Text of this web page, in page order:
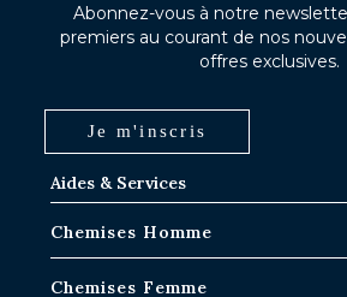
Aides & Services
Délais d'expédition
Chemises Homme
Chemises Femme
Abonnez-vous à notre
premiers au courant de nos
offres exclusives.
Je m'inscris